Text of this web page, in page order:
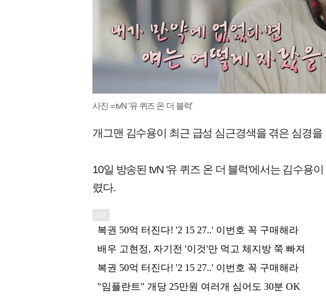
사진 = tvN '유 퀴즈 온 더 블럭'
개그맨 김수용이 최근 급성 심근경색을 겪은 심경을
10일 방송된 tvN '유 퀴즈 온 더 블럭'에서는 김수용
렸다.